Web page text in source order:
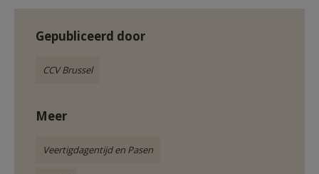
Gepubliceerd door
CCV Brussel
Meer
Veertigdagentijd en Pasen